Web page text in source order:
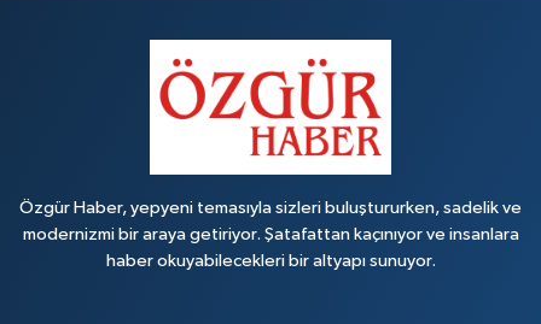
Özgür Haber, yepyeni temasıyla sizleri buluştururken, sadelik ve
modernizmi bir araya getiriyor. Şatafattan kaçınıyor ve insanlara
haber okuyabilecekleri bir altyapı sunuyor.